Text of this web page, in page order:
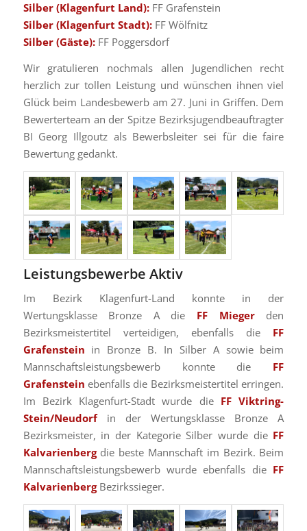
Silber (Klagenfurt Land):FF Grafenstein
Silber (Klagenfurt Stadt):FF Wölfnitz
Silber (Gäste):FF Poggersdorf
Wir gratulieren nochmals allen Jugendlichen recht
herzlich zur tollen Leistung und wünschen ihnen viel
Glück beim Landesbewerb am 27. Juni in Griffen. Dem
Bewerterteam an der Spitze Bezirksjugendbeauftragter
BI Georg Illgoutz als Bewerbsleiter sei für die faire
Bewertung gedankt.
Leistungsbewerbe Aktiv
Im Bezirk Klagenfurt-Land konnte in der
Wertungsklasse Bronze A die FF Mieger den
Bezirksmeistertitel verteidigen, ebenfalls die FF
Grafenstein in Bronze B. In Silber A sowie beim
Mannschaftsleistungsbewerb konnte die FF
Grafenstein ebenfalls die Bezirksmeistertitel erringen.
Im Bezirk Klagenfurt-Stadt wurde die FF Viktring-
Stein/Neudorfin der Wertungsklasse Bronze A
Bezirksmeister, in der Kategorie Silber wurde die FF
Kalvarienbergdie beste Mannschaft im Bezirk. Beim
Mannschaftsleistungsbewerb wurde ebenfalls die FF
KalvarienbergBezirkssieger.